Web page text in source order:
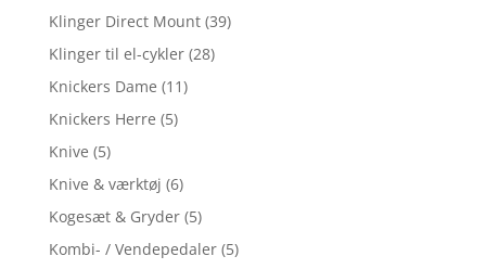
Klinger Direct Mount (39)
Klinger til el-cykler (28)
Knickers Dame (11)
Knickers Herre (5)
Knive (5)
Knive & værktøj (6)
Kogesæt & Gryder (5)
Kombi- / Vendepedaler (5)